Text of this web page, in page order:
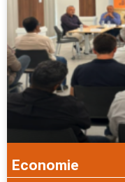
Economie